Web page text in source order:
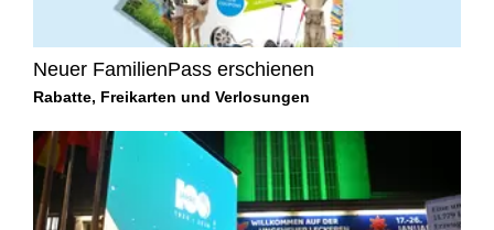
Neuer FamilienPass erschienen
Rabatte, Freikarten und Verlosungen